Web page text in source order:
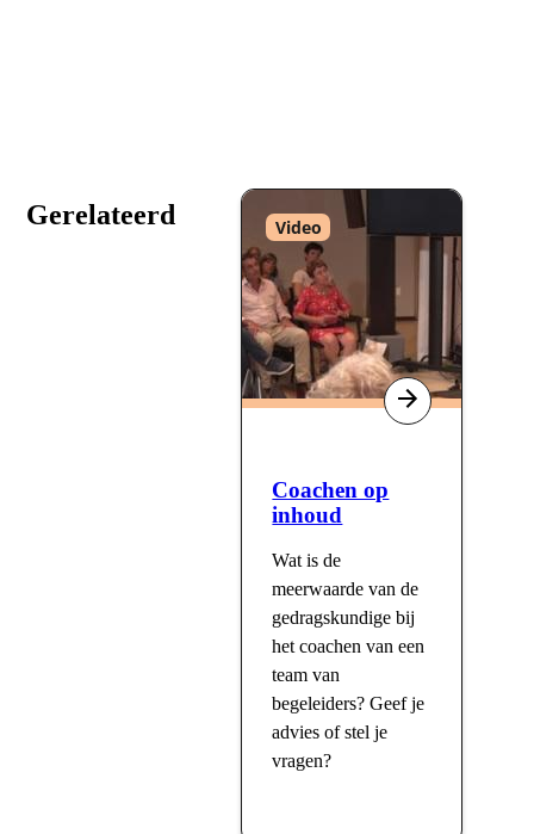
Gerelateerd
Coachen op
inhoud
Wat is de
meerwaarde van de
gedragskundige bij
het coachen van een
team van
begeleiders? Geef je
advies of stel je
vragen?
Type
:
Video